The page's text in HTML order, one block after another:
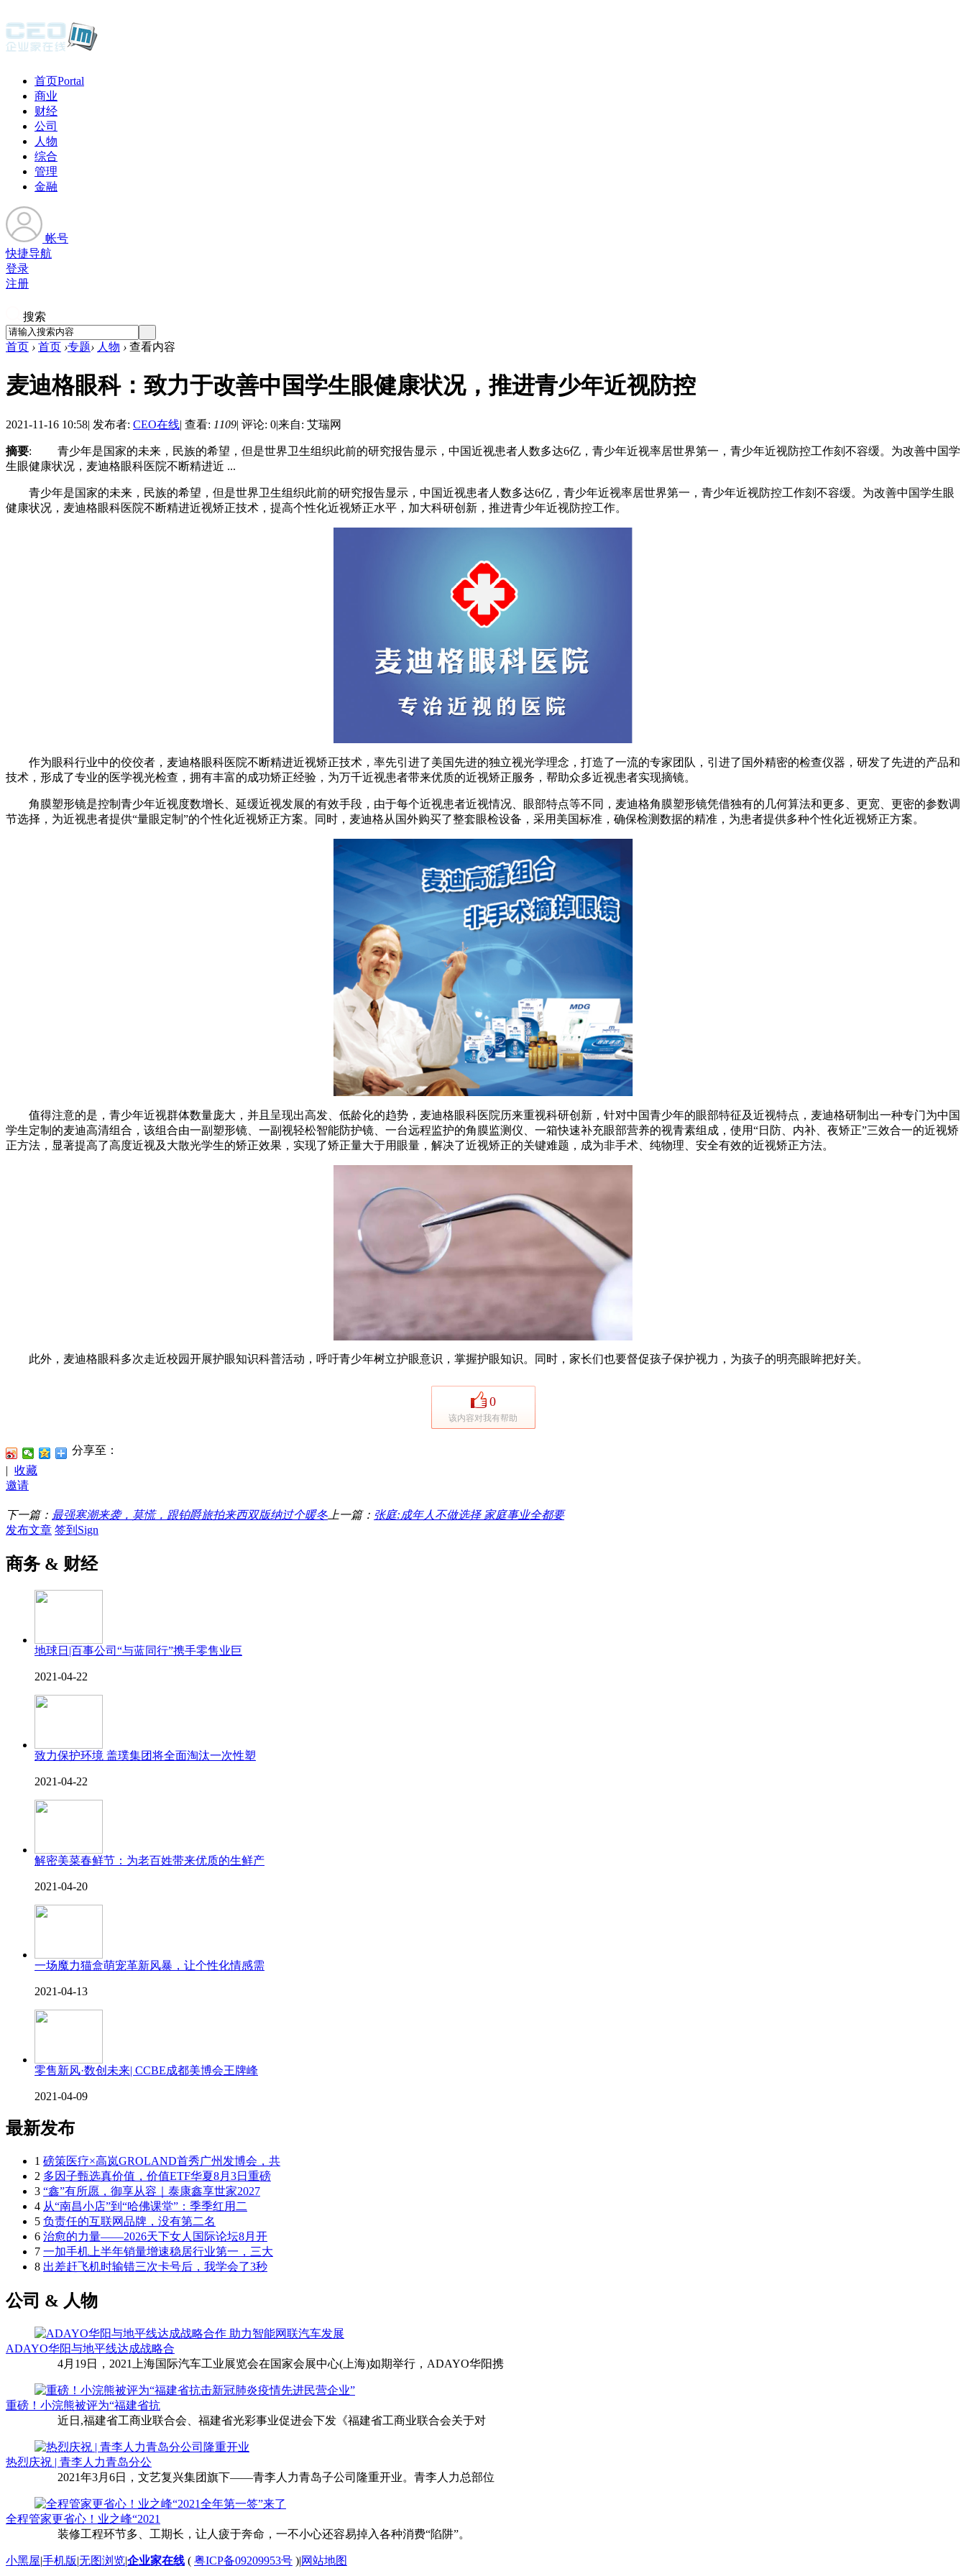
首页Portal
商业
财经
公司
人物
综合
管理
金融
帐号
快捷导航
登录
注册
搜索
首页 › 首页 ›专题› 人物 › 查看内容
麦迪格眼科：致力于改善中国学生眼健康状况，推进青少年近视防控
2021-11-16 10:58| 发布者: CEO在线| 查看: 1109| 评论: 0|来自: 艾瑞网
摘要: 青少年是国家的未来，民族的希望，但是世界卫生组织此前的研究报告显示，中国近视患者人数多达6亿，青少年近视率居世界第一，青少年近视防控工作刻不容缓。为改善中国学
生眼健康状况，麦迪格眼科医院不断精进近 ...
青少年是国家的未来，民族的希望，但是世界卫生组织此前的研究报告显示，中国近视患者人数多达6亿，青少年近视率居世界第一，青少年近视防控工作刻不容缓。为改善中国学生眼
健康状况，麦迪格眼科医院不断精进近视矫正技术，提高个性化近视矫正水平，加大科研创新，推进青少年近视防控工作。
作为眼科行业中的佼佼者，麦迪格眼科医院不断精进近视矫正技术，率先引进了美国先进的独立视光学理念，打造了一流的专家团队，引进了国外精密的检查仪器，研发了先进的产品和
技术，形成了专业的医学视光检查，拥有丰富的成功矫正经验，为万千近视患者带来优质的近视矫正服务，帮助众多近视患者实现摘镜。
角膜塑形镜是控制青少年近视度数增长、延缓近视发展的有效手段，由于每个近视患者近视情况、眼部特点等不同，麦迪格角膜塑形镜凭借独有的几何算法和更多、更宽、更密的参数调
节选择，为近视患者提供“量眼定制”的个性化近视矫正方案。同时，麦迪格从国外购买了整套眼检设备，采用美国标准，确保检测数据的精准，为患者提供多种个性化近视矫正方案。
值得注意的是，青少年近视群体数量庞大，并且呈现出高发、低龄化的趋势，麦迪格眼科医院历来重视科研创新，针对中国青少年的眼部特征及近视特点，麦迪格研制出一种专门为中国
学生定制的麦迪高清组合，该组合由一副塑形镜、一副视轻松智能防护镜、一台远程监护的角膜监测仪、一箱快速补充眼部营养的视青素组成，使用“日防、内补、夜矫正”三效合一的近视矫
正方法，显著提高了高度近视及大散光学生的矫正效果，实现了矫正量大于用眼量，解决了近视矫正的关键难题，成为非手术、纯物理、安全有效的近视矫正方法。
此外，麦迪格眼科多次走近校园开展护眼知识科普活动，呼吁青少年树立护眼意识，掌握护眼知识。同时，家长们也要督促孩子保护视力，为孩子的明亮眼眸把好关。
0
该内容对我有帮助
分享至：
| 收藏
邀请
下一篇： 最强寒潮来袭，莫慌，跟铂爵旅拍来西双版纳过个暖冬 上一篇： 张庭:成年人不做选择 家庭事业全都要
发布文章 签到Sign
商务 & 财经
地球日|百事公司“与蓝同行”携手零售业巨
2021-04-22
致力保护环境 盖璞集团将全面淘汰一次性塑
2021-04-22
解密美菜春鲜节：为老百姓带来优质的生鲜产
2021-04-20
一场魔力猫盒萌宠革新风暴，让个性化情感需
2021-04-13
零售新风·数创未来| CCBE成都美博会王牌峰
2021-04-09
最新发布
1 磅策医疗×高岚GROLAND首秀广州发博会，共
2 多因子甄选真价值，价值ETF华夏8月3日重磅
3 “鑫”有所愿，御享从容｜泰康鑫享世家2027
4 从“南昌小店”到“哈佛课堂”：季季红用二
5 负责任的互联网品牌，没有第二名
6 治愈的力量——2026天下女人国际论坛8月开
7 一加手机上半年销量增速稳居行业第一，三大
8 出差赶飞机时输错三次卡号后，我学会了3秒
公司 & 人物
ADAYO华阳与地平线达成战略合
4月19日，2021上海国际汽车工业展览会在国家会展中心(上海)如期举行，ADAYO华阳携
重磅！小浣熊被评为“福建省抗
近日,福建省工商业联合会、福建省光彩事业促进会下发《福建省工商业联合会关于对
热烈庆祝 | 青李人力青岛分公
2021年3月6日，文艺复兴集团旗下——青李人力青岛子公司隆重开业。青李人力总部位
全程管家更省心！业之峰“2021
装修工程环节多、工期长，让人疲于奔命，一不小心还容易掉入各种消费“陷阱”。
小黑屋|手机版|无图浏览|企业家在线 ( 粤ICP备09209953号 )|网站地图